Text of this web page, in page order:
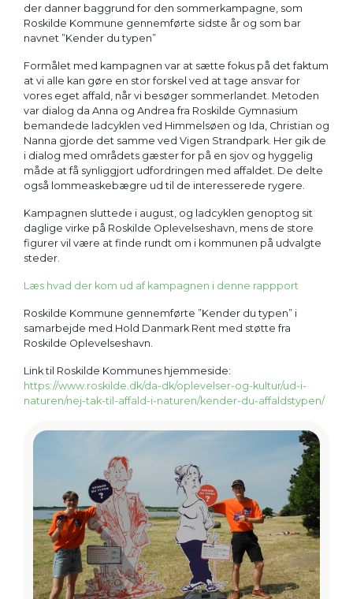
der danner baggrund for den sommerkampagne, som
Roskilde Kommune gennemførte sidste år og som bar
navnet ”Kender du typen”
Formålet med kampagnen var at sætte fokus på det faktum
at vi alle kan gøre en stor forskel ved at tage ansvar for
vores eget affald, når vi besøger sommerlandet. Metoden
var dialog da Anna og Andrea fra Roskilde Gymnasium
bemandede ladcyklen ved Himmelsøen og Ida, Christian og
Nanna gjorde det samme ved Vigen Strandpark. Her gik de
i dialog med områdets gæster for på en sjov og hyggelig
måde at få synliggjort udfordringen med affaldet. De delte
også lommeaskebægre ud til de interesserede rygere.
Kampagnen sluttede i august, og ladcyklen genoptog sit
daglige virke på Roskilde Oplevelseshavn, mens de store
figurer vil være at finde rundt om i kommunen på udvalgte
steder.
Læs hvad der kom ud af kampagnen i denne rappport
Roskilde Kommune gennemførte ”Kender du typen” i
samarbejde med Hold Danmark Rent med støtte fra
Roskilde Oplevelseshavn.
Link til Roskilde Kommunes hjemmeside:
https://www.roskilde.dk/da-dk/oplevelser-og-kultur/ud-i-
naturen/nej-tak-til-affald-i-naturen/kender-du-affaldstypen/